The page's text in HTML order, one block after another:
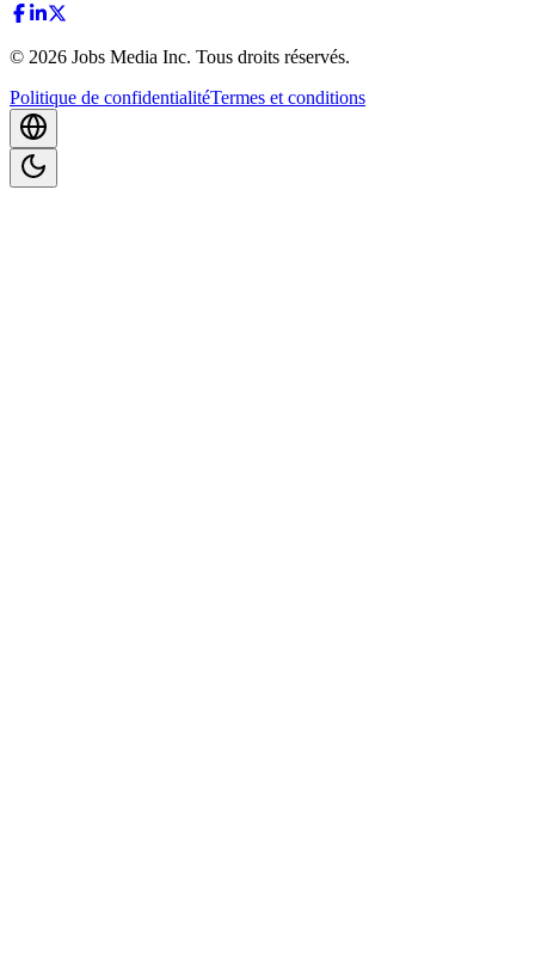
© 2026 Jobs Media Inc. Tous droits réservés.
Politique de confidentialitéTermes et conditions